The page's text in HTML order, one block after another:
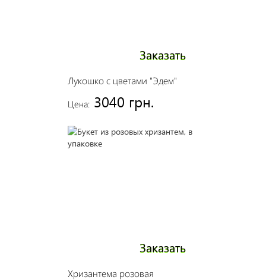
Лукошко с цветами "Эдем"
Цена: 3040 грн.
Заказать
Хризантема розовая
Заказать